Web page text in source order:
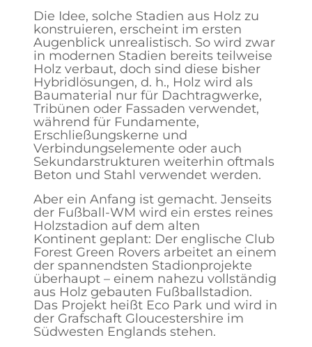
Die Idee, solche Stadien aus Holz zu
konstruieren, erscheint im ersten
Augenblick unrealistisch. So wird zwar
in modernen Stadien bereits teilweise
Holz verbaut, doch sind diese bisher
Hybridlösungen, d. h., Holz wird als
Baumaterial nur für Dachtragwerke,
Tribünen oder Fassaden verwendet,
während für Fundamente,
Erschließungskerne und
Verbindungselemente oder auch
Sekundarstrukturen weiterhin oftmals
Beton und Stahl verwendet werden.
Aber ein Anfang ist gemacht. Jenseits
der Fußball-WM wird ein erstes reines
Holzstadion auf dem alten
Kontinentgeplant: Der englische Club
Forest Green Rovers arbeitet an einem
der spannendsten Stadionprojekte
überhaupt – einem nahezu vollständig
aus Holz gebauten Fußballstadion.
Das Projekt heißt Eco Parkund wird in
der Grafschaft Gloucestershire im
Südwesten Englands stehen.